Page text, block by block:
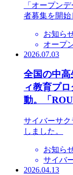
「オープン
者募集を開始
お知ら
オープ
2026.07.03
全国の中
ィ教育プ
動。「
サイバーサ
しました。
お知ら
サイバ
2026.04.13